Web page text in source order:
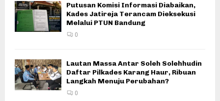
Putusan Komisi Informasi Diabaikan,
Kades Jatireja Terancam Dieksekusi
Melalui PTUN Bandung
0
Lautan Massa Antar Soleh Solehhudin
Daftar Pilkades Karang Haur, Ribuan
Langkah Menuju Perubahan?
0